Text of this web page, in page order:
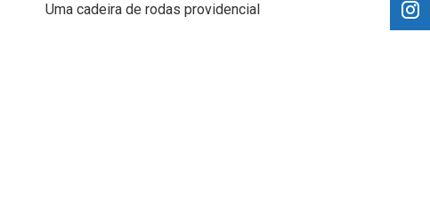
Uma cadeira de rodas providencial